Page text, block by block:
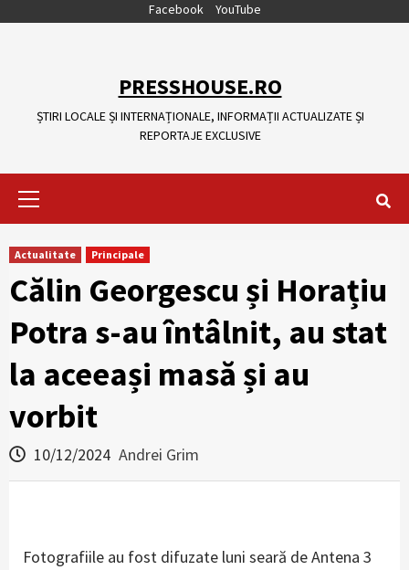
Facebook YouTube
PRESSHOUSE.RO
ȘTIRI LOCALE ȘI INTERNAȚIONALE, INFORMAȚII ACTUALIZATE ȘI
REPORTAJE EXCLUSIVE
Actualitate Principale
Călin Georgescu și Horațiu
Potra s-au întâlnit, au stat
la aceeași masă și au
vorbit
10/12/2024 Andrei Grim
Fotografiile au fost difuzate luni seară de Antena 3